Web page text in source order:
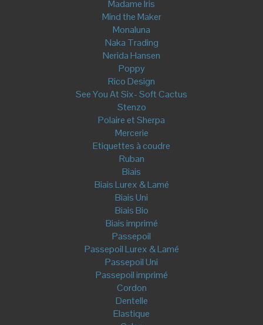
Règles et centimètres
Ciseaux
Broderie
Livres/Patrons
I am Patterns
Maison Fauve
Miyako
Livres
Créations
Turbans - Bandeaux
Bandeaux
Turbans
Kit et DIY
Eventails
Cartes cadeaux
Mon compte
Mes commandes
Mes avoirs
Mes adresses
Mes informations personnelles
Mes bons de réduction
Déconnexion